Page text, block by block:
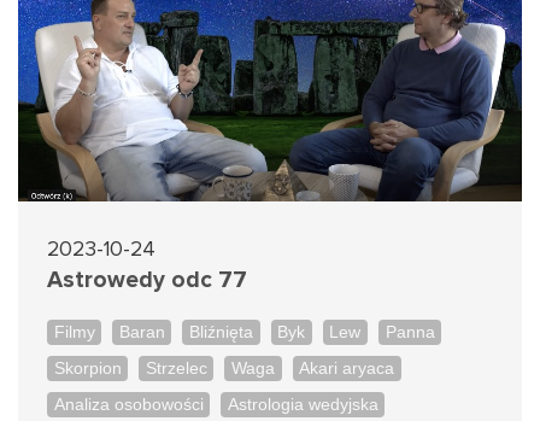
2023-10-24
Astrowedy odc 77
Filmy Baran Bliźnięta Byk Lew
Panna
Skorpion
Strzelec Waga
Akari aryaca
Analiza osobowości
Astrologia wedyjska